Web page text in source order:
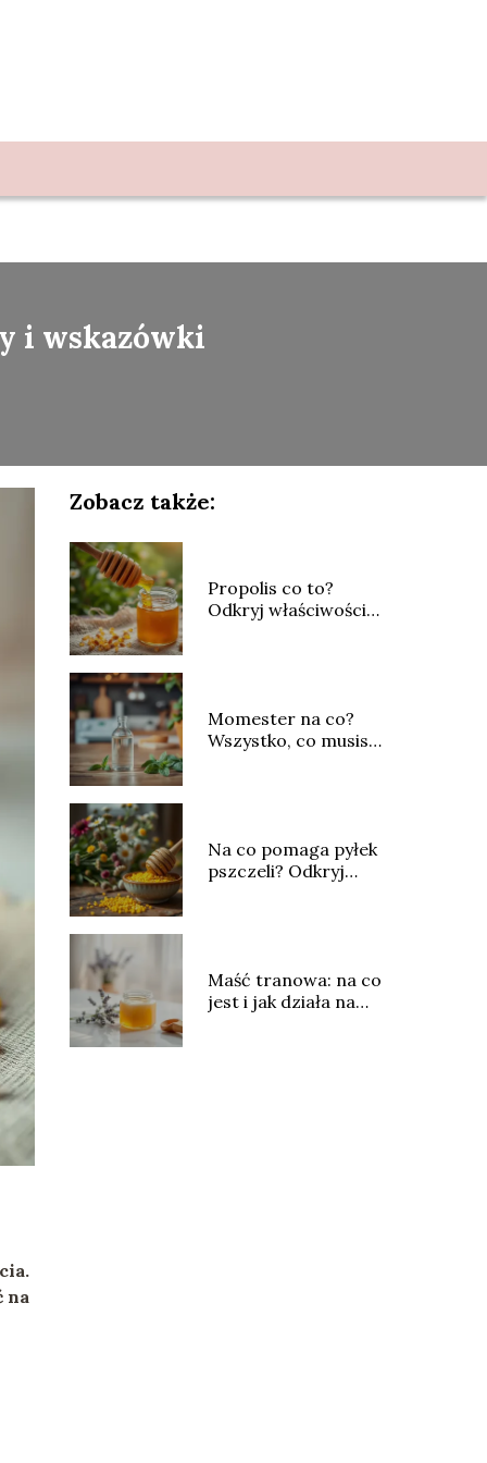
i wskazówki
na
Zobacz także:
Propolis co to?
Odkryj właściwości i
Momester na co?
Wszystko, co musisz
Na co pomaga pyłek
pszczeli? Odkryj
Maść tranowa: na co
jest i jak działa na